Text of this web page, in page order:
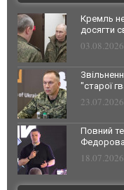
Кремль
досягти
"старої
Повний
Федорова